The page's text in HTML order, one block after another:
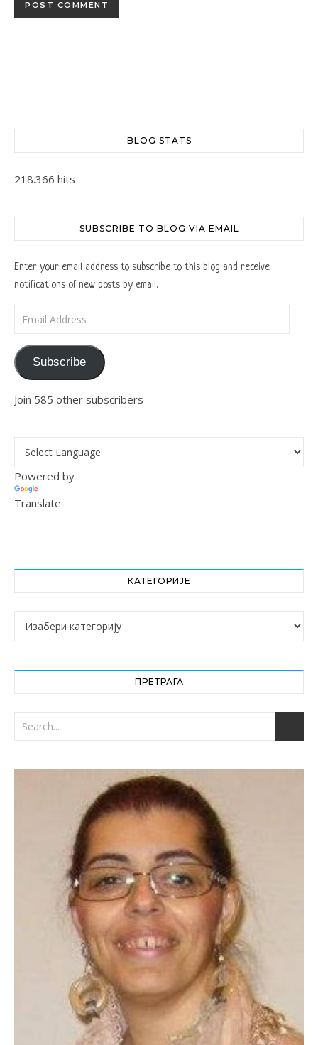
BLOG STATS
218.366 hits
SUBSCRIBE TO BLOG VIA EMAIL
Enter your email address to subscribe to this blog and receive
notifications of new posts by email.
Subscribe
Join 585 other subscribers
Powered by
Translate
КАТЕГОРИЈЕ
Категорије
ПРЕТРАГА